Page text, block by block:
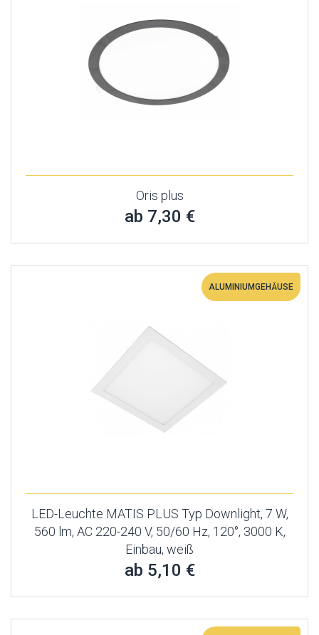
Oris plus
ab 7,30 €
ALUMINIUMGEHÄUSE
LED-Leuchte MATIS PLUS Typ Downlight, 7 W,
560 lm, AC 220-240 V, 50/60 Hz, 120°, 3000 K,
Einbau, weiß
ab 5,10 €